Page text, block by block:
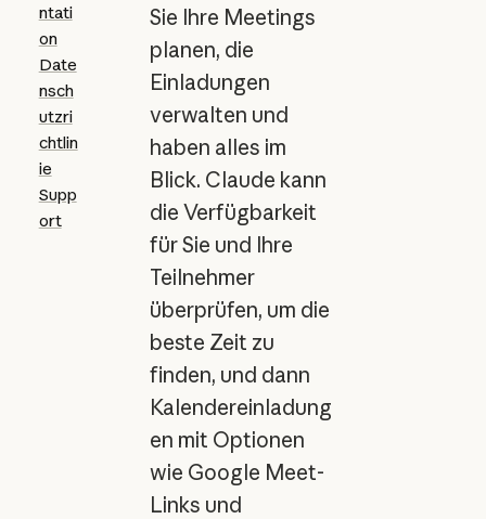
ntati
on
Date
nsch
utzri
chtlin
ie
Supp
ort
Sie Ihre Meetings
planen, die
Einladungen
verwalten und
haben alles im
Blick. Claude kann
die Verfügbarkeit
für Sie und Ihre
Teilnehmer
überprüfen, um die
beste Zeit zu
finden, und dann
Kalendereinladung
en mit Optionen
wie Google Meet-
Links und